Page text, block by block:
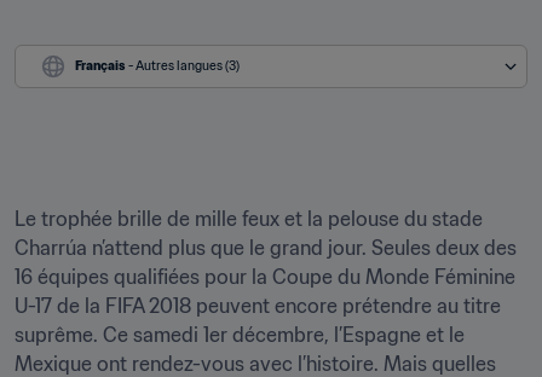
Français - Autres langues (3)
Le trophée brille de mille feux et la pelouse du stade
Charrúa n’attend plus que le grand jour. Seules deux des
16 équipes qualifiées pour la Coupe du Monde Féminine
U-17 de la FIFA 2018 peuvent encore prétendre au titre
suprême. Ce samedi 1er décembre, l’Espagne et le
Mexique ont rendez-vous avec l’histoire. Mais quelles